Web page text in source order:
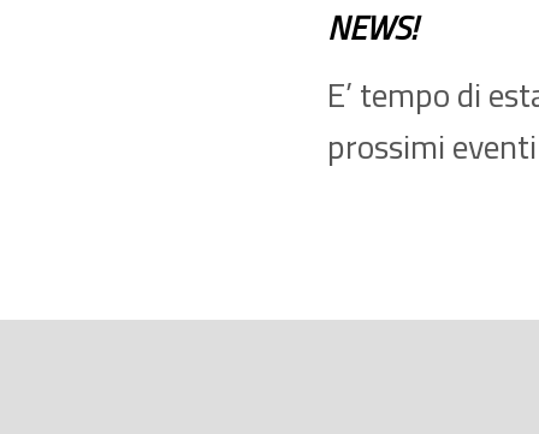
NEWS!
E’ tempo di
prossimi